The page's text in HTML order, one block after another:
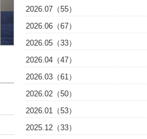
2026.07（55）
2026.06（67）
2026.05（33）
2026.04（47）
2026.03（61）
2026.02（50）
2026.01（53）
2025.12（33）